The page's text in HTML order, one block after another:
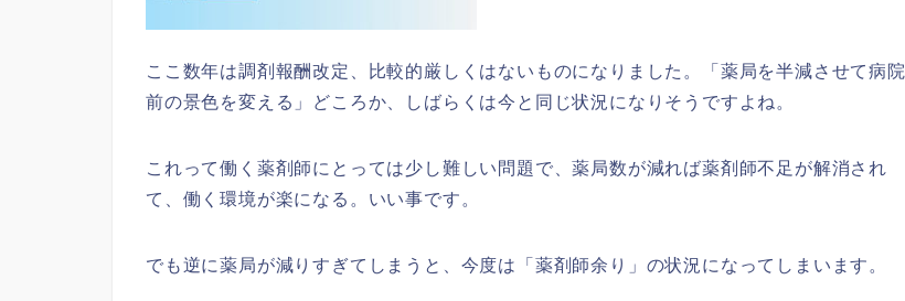
ここ数年は調剤報酬改定、比較的厳しくはないものになりました。「薬局を半減させて病院
前の景色を変える」どころか、しばらくは今と同じ状況になりそうですよね。
これって働く薬剤師にとっては少し難しい問題で、薬局数が減れば薬剤師不足が解消され
て、働く環境が楽になる。いい事です。
でも逆に薬局が減りすぎてしまうと、今度は「薬剤師余り」の状況になってしまいます。